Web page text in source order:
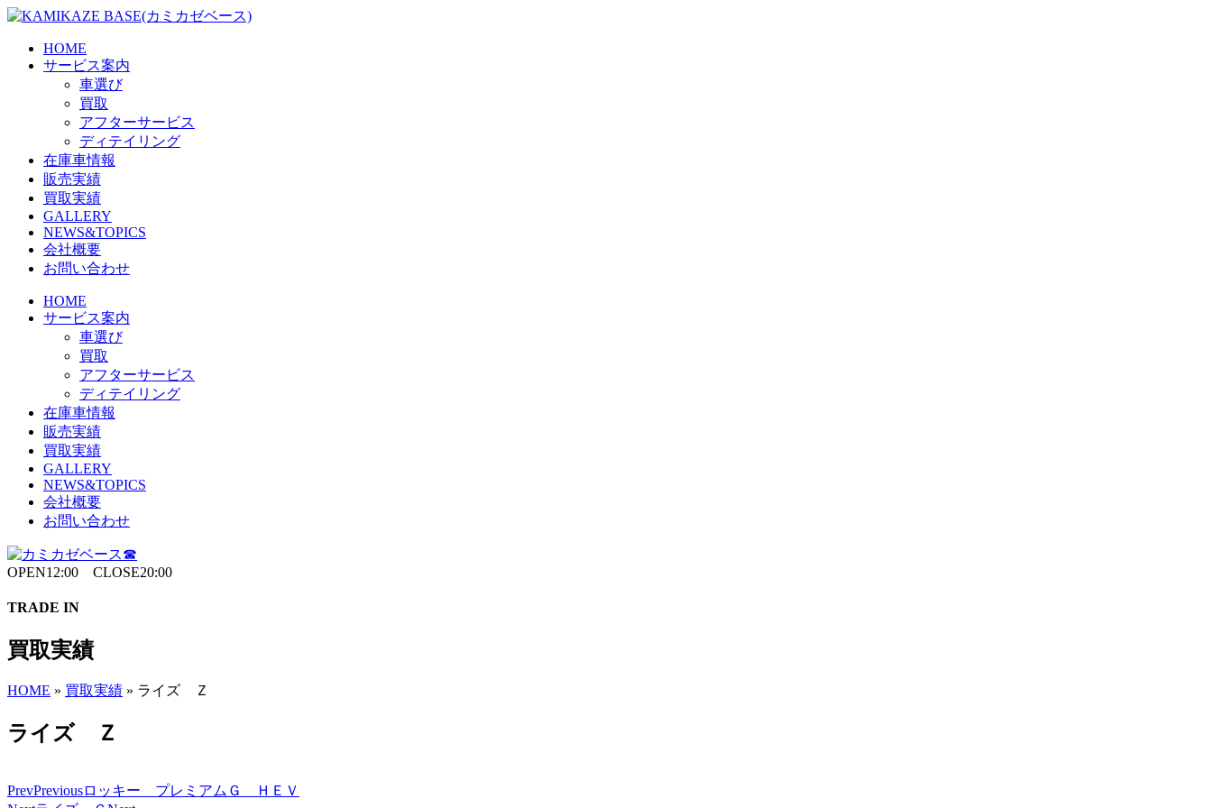
Skip
content
HOME
サービス案内
車選び
買取
アフターサービス
ディテイリング
在庫車情報
販売実績
買取実績
GALLERY
NEWS&TOPICS
会社概要
お問い合わせ
HOME
サービス案内
車選び
買取
アフターサービス
ディテイリング
在庫車情報
販売実績
買取実績
GALLERY
NEWS&TOPICS
会社概要
お問い合わせ
OPEN12:00 CLOSE20:00
TRADE IN
買取実績
HOME » 買取実績 » ライズ Ｚ
ライズ Ｚ
PrevPreviousロッキー プレミアムＧ ＨＥＶ